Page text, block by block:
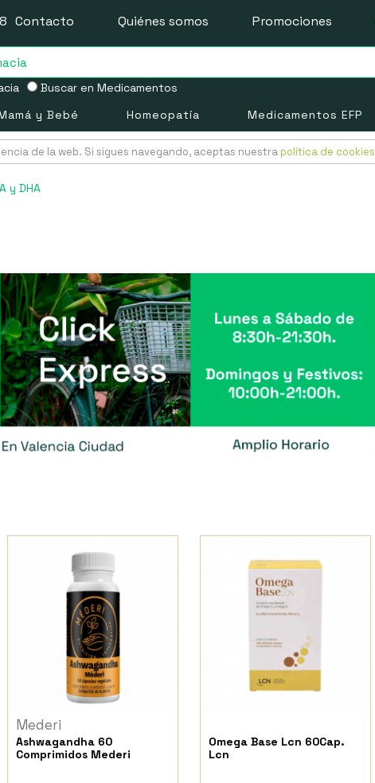
Buscar en Medicamentos
Contacto Quiénes somos Promociones
y Bebé Homeopatía Medicamentos EFP
de la web. Si sigues navegando, aceptas nuestra política de cookies
y DHA
Mederi
Ashwagandha 60
Comprimidos Mederi
Omega Base Lcn 60Cap.
Lcn